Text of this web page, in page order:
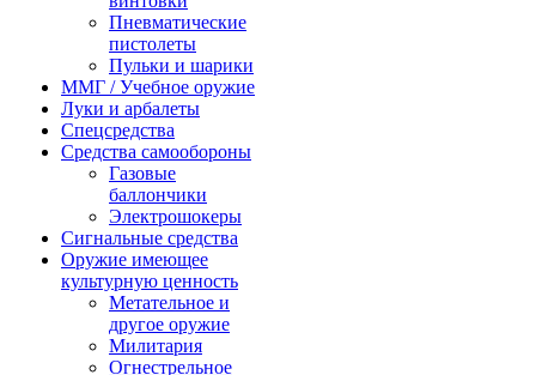
Пневматические
пистолеты
Пульки и шарики
ММГ / Учебное оружие
Луки и арбалеты
Спецсредства
Средства самообороны
Газовые
баллончики
Электрошокеры
Сигнальные средства
Оружие имеющее
культурную ценность
Метательное и
другое оружие
Милитария
Огнестрельное